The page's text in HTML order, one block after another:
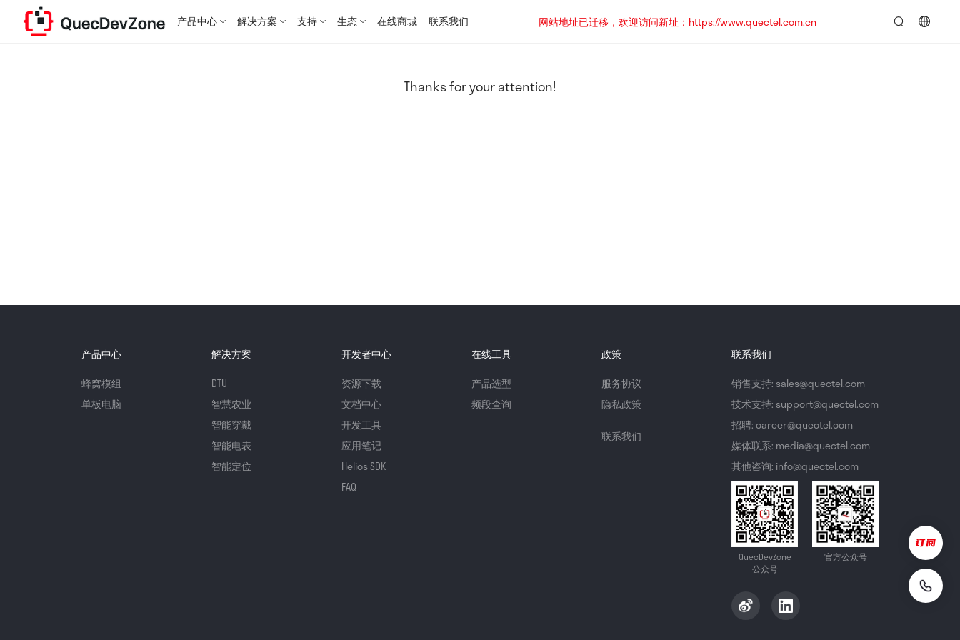
产品中心 解决方案 支持 生态 在线商城 联系我们
网站地址已迁移，欢迎访问新址：https://www.quectel.com.cn
Thanks for your attention!
产品中心
蜂窝模组
单板电脑
解决方案
DTU
智慧农业
智能穿戴
智能电表
智能定位
开发者中心
资源下载
文档中心
开发工具
应用笔记
Helios SDK
FAQ
在线工具
产品选型
频段查询
政策
服务协议
隐私政策
联系我们
联系我们
销售支持: sales@quectel.com
技术支持: support@quectel.com
招聘: career@quectel.com
媒体联系: media@quectel.com
其他咨询: info@quectel.com
QuecDevZone
公众号
官方公众号